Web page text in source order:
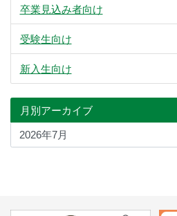
卒業見込み者向け
受験生向け
新入生向け
月別アーカイブ